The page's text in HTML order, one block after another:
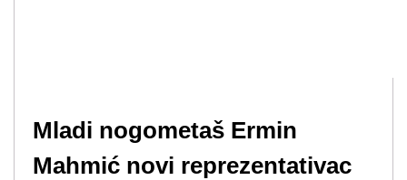
Mladi nogometaš Ermin
Mahmić novi reprezentativac